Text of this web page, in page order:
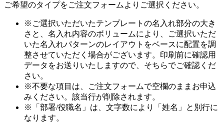
ご希望のタイプをご注文フォームよりご選択ください。
※ご選択いただいたテンプレートの名入れ部分の大き
さと、名入れ内容のボリュームにより、ご選択いただ
いた名入れパターンのレイアウトをベースに配置を調
整させていただく場合がございます。印刷前に確認用
データをお送りいたしますので、そちらでご確認くだ
さい。
※不要な項目は、ご注文フォームで空欄のままお申込
みください。該当行が削除されます。
※「部署/役職名」は、文字数により「姓名」と別行に
なります。